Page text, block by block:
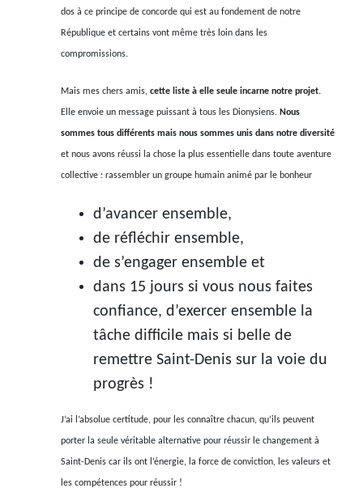
dos à ce principe de concorde qui est au fondement de notre
République et certains vont même très loin dans les
compromissions.
Mais mes chers amis, cette liste à elle seule incarne notre projet.
Elle envoie un message puissant à tous les Dionysiens. Nous
sommes tous différents mais nous sommes unis dans notre diversité
et nous avons réussi la chose la plus essentielle dans toute aventure
collective : rassembler un groupe humain animé par le bonheur
d’avancer ensemble,
de réfléchir ensemble,
de s’engager ensemble et
dans 15 jours si vous nous faites
confiance, d’exercer ensemble la
tâche difficile mais si belle de
remettre Saint-Denis sur la voie du
progrès !
J’ai l’absolue certitude, pour les connaître chacun, qu’ils peuvent
porter la seule véritable alternative pour réussir le changement à
Saint-Denis car ils ont l’énergie, la force de conviction, les valeurs et
les compétences pour réussir !